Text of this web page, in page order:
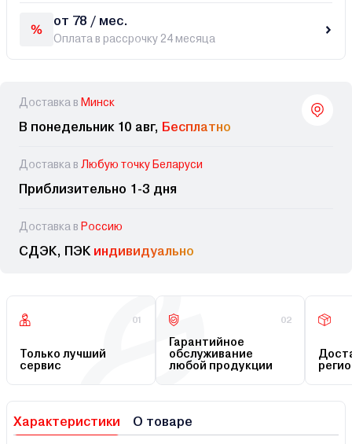
от 78 / мес.
Оплата в рассрочку 24 месяца
Доставка в Минск
В понедельник 10 авг, Бесплатно
Доставка в Любую точку Беларуси
Приблизительно 1-3 дня
Доставка в Россию
СДЭК, ПЭК индивидуально
01
Только лучший
сервис
02
Гарантийное
обслуживание
любой продукции
Характеристики О товаре